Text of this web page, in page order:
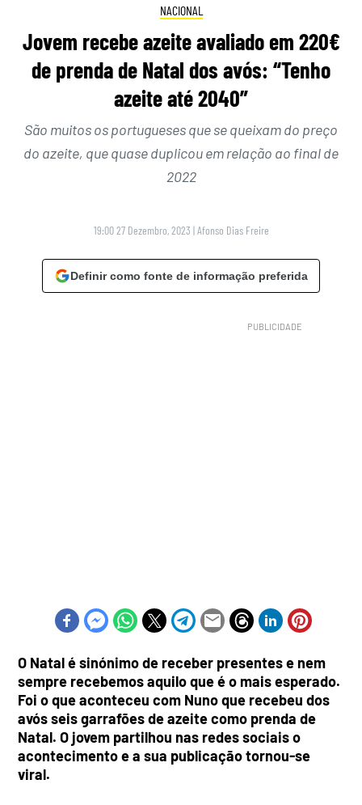
NACIONAL
Jovem recebe azeite avaliado em 220€
de prenda de Natal dos avós: “Tenho
azeite até 2040”
São muitos os portugueses que se queixam do preço
do azeite, que quase duplicou em relação ao final de
2022
19:00 27 Dezembro, 2023 |Afonso Dias Freire
Definir como fonte de informação preferida
O Natal é sinónimo de receber presentes e nem
sempre recebemos aquilo que é o mais esperado.
Foi o que aconteceu com Nuno que recebeu dos
avós seis garrafões de azeite como prenda de
Natal. O jovem partilhou nas redes sociais o
acontecimento e a sua publicação tornou-se
viral.